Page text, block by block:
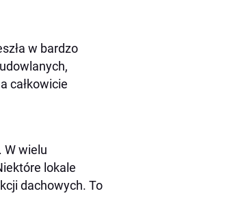
w bardzo
całkowicie
W wielu
lokale
dachowych. To